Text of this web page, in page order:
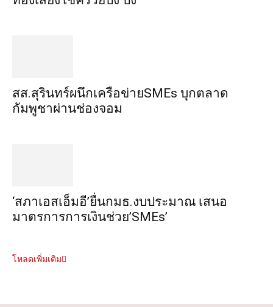
สส.สุรินทร์ผนึกเครือข่ายSMEs บุกตลาด
กัมพูชาผ่านช่องจอม
‘สภาเอสเอ็มอี’ยื่นกมธ.งบประมาณ เสนอ
มาตรการการเงินช่วย’SMEs’
โหลดเพิ่มเติม